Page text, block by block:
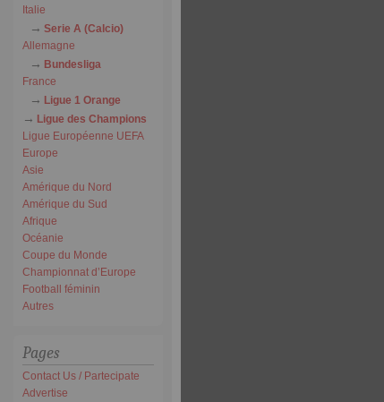
Italie
Serie A (Calcio)
Allemagne
Bundesliga
France
Ligue 1 Orange
Ligue des Champions
Ligue Européenne UEFA
Europe
Asie
Amérique du Nord
Amérique du Sud
Afrique
Océanie
Coupe du Monde
Championnat d’Europe
Football féminin
Autres
Pages
Contact Us / Partecipate
Advertise